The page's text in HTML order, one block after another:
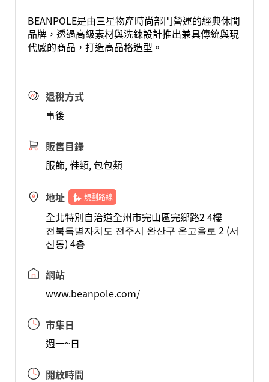
BEANPOLE是由三星物產時尚部門營運的經典休閒
品牌，透過高級素材與洗鍊設計推出兼具傳統與現
代感的商品，打造高品格造型。
退稅方式
事後
販售目錄
服飾, 鞋類, 包包類
地址 規劃路線
全北特別自治道全州市完山區完鄉路2 4樓
전북특별자치도 전주시 완산구 온고을로 2 (서
신동) 4층
網站
www.beanpole.com/
市集日
週一~日
開放時間